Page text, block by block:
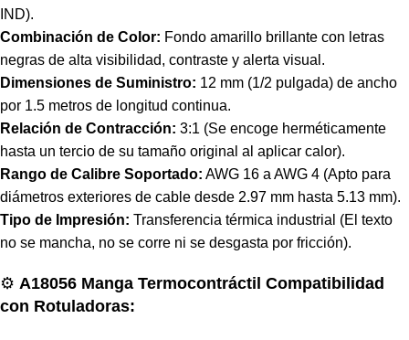
IND).
Combinación de Color: Fondo amarillo brillante con letras
negras de alta visibilidad, contraste y alerta visual.
Dimensiones de Suministro: 12 mm (1/2 pulgada) de ancho
por 1.5 metros de longitud continua.
Relación de Contracción: 3:1 (Se encoge herméticamente
hasta un tercio de su tamaño original al aplicar calor).
Rango de Calibre Soportado: AWG 16 a AWG 4 (Apto para
diámetros exteriores de cable desde 2.97 mm hasta 5.13 mm).
Tipo de Impresión: Transferencia térmica industrial (El texto
no se mancha, no se corre ni se desgasta por fricción).
⚙️ A18056 Manga Termocontráctil Compatibilidad
con Rotuladoras: